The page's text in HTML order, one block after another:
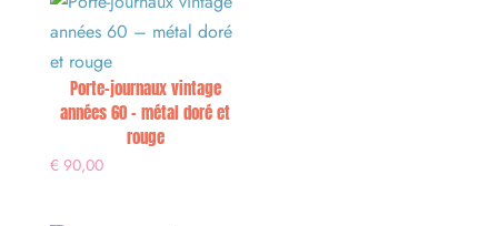
Porte-journaux vintage
années 60 – métal doré et
rouge
€90,00